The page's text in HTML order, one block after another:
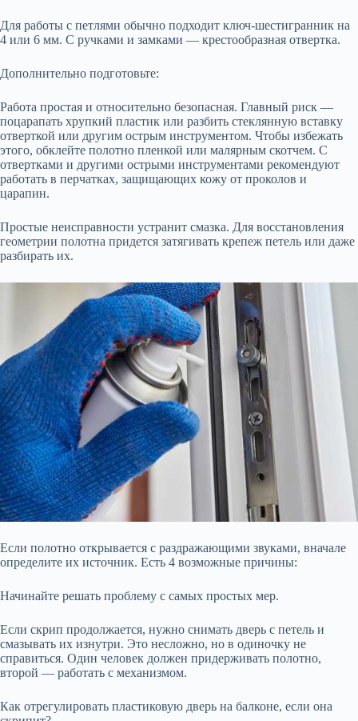
Для работы с петлями обычно подходит ключ-шестигранник на
4 или 6 мм. С ручками и замками — крестообразная отвертка.
Дополнительно подготовьте:
Работа простая и относительно безопасная. Главный риск —
поцарапать хрупкий пластик или разбить стеклянную вставку
отверткой или другим острым инструментом. Чтобы избежать
этого, обклейте полотно пленкой или малярным скотчем. С
отвертками и другими острыми инструментами рекомендуют
работать в перчатках, защищающих кожу от проколов и
царапин.
Простые неисправности устранит смазка. Для восстановления
геометрии полотна придется затягивать крепеж петель или даже
разбирать их.
Если полотно открывается с раздражающими звуками, вначале
определите их источник. Есть 4 возможные причины:
Начинайте решать проблему с самых простых мер.
Если скрип продолжается, нужно снимать дверь с петель и
смазывать их изнутри. Это несложно, но в одиночку не
справиться. Один человек должен придерживать полотно,
второй — работать с механизмом.
Как отрегулировать пластиковую дверь на балконе, если она